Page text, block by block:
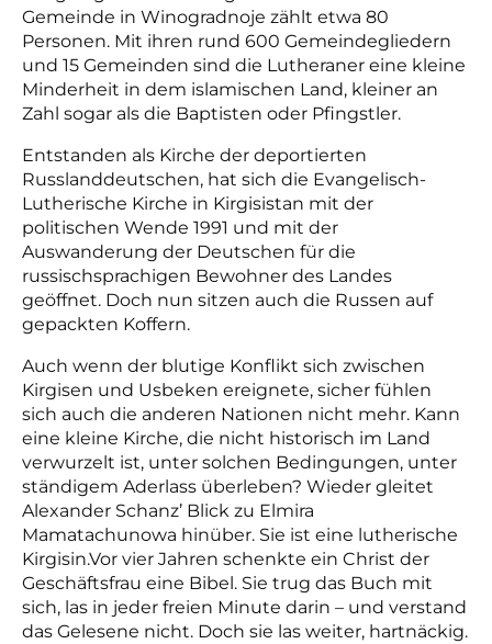
Gemeinde in Winogradnoje zählt etwa 80
Personen. Mit ihren rund 600 Gemeindegliedern
und 15 Gemeinden sind die Lutheraner eine kleine
Minderheit in dem islamischen Land, kleiner an
Zahl sogar als die Baptisten oder Pfingstler.
Entstanden als Kirche der deportierten
Russlanddeutschen, hat sich die Evangelisch-
Lutherische Kirche in Kirgisistan mit der
politischen Wende 1991 und mit der
Auswanderung der Deutschen für die
russischsprachigen Bewohner des Landes
geöffnet. Doch nun sitzen auch die Russen auf
gepackten Koffern.
Auch wenn der blutige Konflikt sich zwischen
Kirgisen und Usbeken ereignete, sicher fühlen
sich auch die anderen Nationen nicht mehr. Kann
eine kleine Kirche, die nicht historisch im Land
verwurzelt ist, unter solchen Bedingungen, unter
ständigem Aderlass überleben? Wieder gleitet
Alexander Schanz’ Blick zu Elmira
Mamatachunowa hinüber. Sie ist eine lutherische
Kirgisin.Vor vier Jahren schenkte ein Christ der
Geschäftsfrau eine Bibel. Sie trug das Buch mit
sich, las in jeder freien Minute darin – und verstand
das ­Ge­lesene nicht. Doch sie las weiter, hartnäckig.